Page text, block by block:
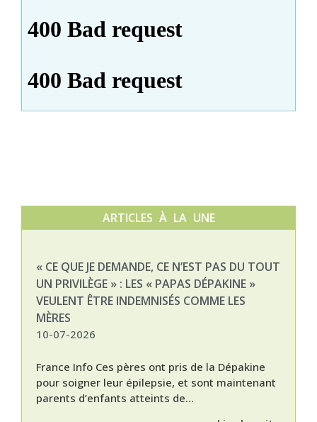
ARTICLES À LA UNE
« CE QUE JE DEMANDE, CE N’EST PAS DU TOUT
UN PRIVILÈGE » : LES « PAPAS DÉPAKINE »
VEULENT ÊTRE INDEMNISÉS COMME LES
MÈRES
10-07-2026
France Info Ces pères ont pris de la Dépakine
pour soigner leur épilepsie, et sont maintenant
parents d’enfants atteints de...